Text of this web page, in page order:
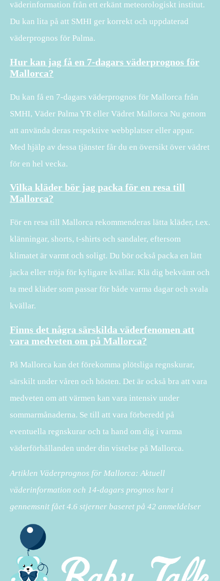
väderinformation från ett erkänt meteorologiskt institut.
Du kan lita på att SMHI ger korrekt och uppdaterad
väderprognos för Palma.
Hur kan jag få en 7-dagars väderprognos för
Mallorca?
Du kan få en 7-dagars väderprognos för Mallorca från
SMHI, Väder Palma YR eller Vädret Mallorca Nu genom
att använda deras respektive webbplatser eller appar.
Med hjälp av dessa tjänster får du en översikt över vädret
för en hel vecka.
Vilka kläder bör jag packa för en resa till
Mallorca?
För en resa till Mallorca rekommenderas lätta kläder, t.ex.
klänningar, shorts, t-shirts och sandaler, eftersom
klimatet är varmt och soligt. Du bör också packa en lätt
jacka eller tröja för kyligare kvällar. Klä dig bekvämt och
ta med kläder som passar för både varma dagar och svala
kvällar.
Finns det några särskilda väderfenomen att
vara medveten om på Mallorca?
På Mallorca kan det förekomma plötsliga regnskurar,
särskilt under våren och hösten. Det är också bra att vara
medveten om att värmen kan vara intensiv under
sommarmånaderna. Se till att vara förberedd på
eventuella regnskurar och ta hand om dig i varma
väderförhållanden under din vistelse på Mallorca.
Artiklen Väderprognos för Mallorca: Aktuell
väderinformation och 14-dagars prognos har i
gennemsnit fået 4.6 stjerner baseret på 42 anmeldelser